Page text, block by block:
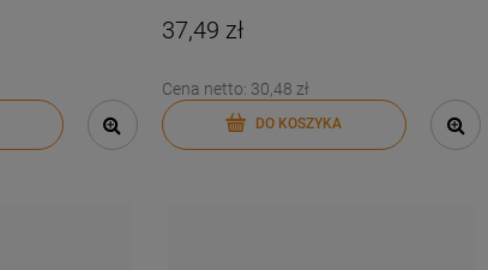
37,49 zł
Cena netto: 30,48 zł
DO KOSZYKA